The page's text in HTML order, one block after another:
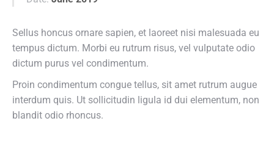
Sellus honcus ornare sapien, et laoreet nisi malesuada eu
tempus dictum. Morbi eu rutrum risus, vel vulputate odio
dictum purus vel condimentum.
Proin condimentum congue tellus, sit amet rutrum augue
interdum quis. Ut sollicitudin ligula id dui elementum, non
blandit odio rhoncus.